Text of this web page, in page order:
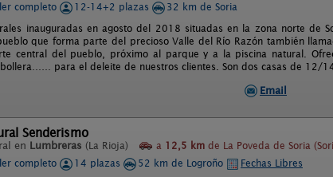
completo
12-14+2 plazas
32 km de Soria
inauguradas en agosto del 2018 situadas en la zona norte de
que forma parte del precioso Valle del Río Razón también
central del pueblo, próximo al parque y a la piscina natural.
para el deleite de nuestros clientes. Son dos casas de 12/
Email
Senderismo
en Lumbreras (La Rioja) a 12,5 km de La Poveda de Soria
completo
14 plazas 52 km de Logroño
Fechas Libres